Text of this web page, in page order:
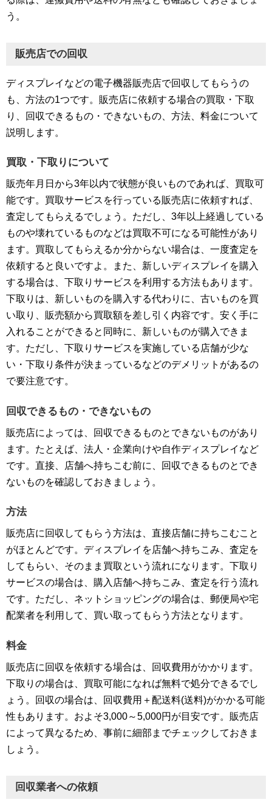
う。
販売店での回収
ディスプレイなどの電子機器販売店で回収してもらうの
も、方法の1つです。販売店に依頼する場合の買取・下取
り、回収できるもの・できないもの、方法、料金について
説明します。
買取・下取りについて
販売年月日から3年以内で状態が良いものであれば、買取可
能です。買取サービスを行っている販売店に依頼すれば、
査定してもらえるでしょう。ただし、3年以上経過している
ものや壊れているものなどは買取不可になる可能性があり
ます。買取してもらえるか分からない場合は、一度査定を
依頼すると良いですよ。また、新しいディスプレイを購入
する場合は、下取りサービスを利用する方法もあります。
下取りは、新しいものを購入する代わりに、古いものを買
い取り、販売額から買取額を差し引く内容です。安く手に
入れることができると同時に、新しいものが購入できま
す。ただし、下取りサービスを実施している店舗が少な
い・下取り条件が決まっているなどのデメリットがあるの
で要注意です。
回収できるもの・できないもの
販売店によっては、回収できるものとできないものがあり
ます。たとえば、法人・企業向けや自作ディスプレイなど
です。直接、店舗へ持ちこむ前に、回収できるものとでき
ないものを確認しておきましょう。
方法
販売店に回収してもらう方法は、直接店舗に持ちこむこと
がほとんどです。ディスプレイを店舗へ持ちこみ、査定を
してもらい、そのまま買取という流れになります。下取り
サービスの場合は、購入店舗へ持ちこみ、査定を行う流れ
です。ただし、ネットショッピングの場合は、郵便局や宅
配業者を利用して、買い取ってもらう方法となります。
料金
販売店に回収を依頼する場合は、回収費用がかかります。
下取りの場合は、買取可能になれば無料で処分できるでし
ょう。回収の場合は、回収費用＋配送料(送料)がかかる可能
性もあります。およそ3,000～5,000円が目安です。販売店
によって異なるため、事前に細部までチェックしておきま
しょう。
回収業者への依頼